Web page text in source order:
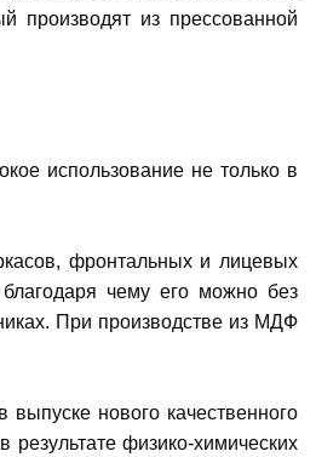
производят из прессованной
использование не только в
фронтальных и лицевых
чему его можно без
При производстве из МДФ
нового качественного
физико-химических